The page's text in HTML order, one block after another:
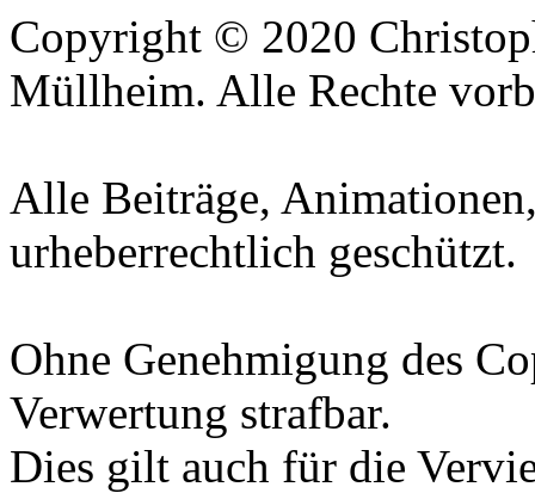
Copyright © 2020
Müllheim. Alle Rechte
Alle Beiträge,
urheberrechtlich geschützt.
Ohne Genehmigung des
Verwertung strafbar.
Dies gilt auch für die